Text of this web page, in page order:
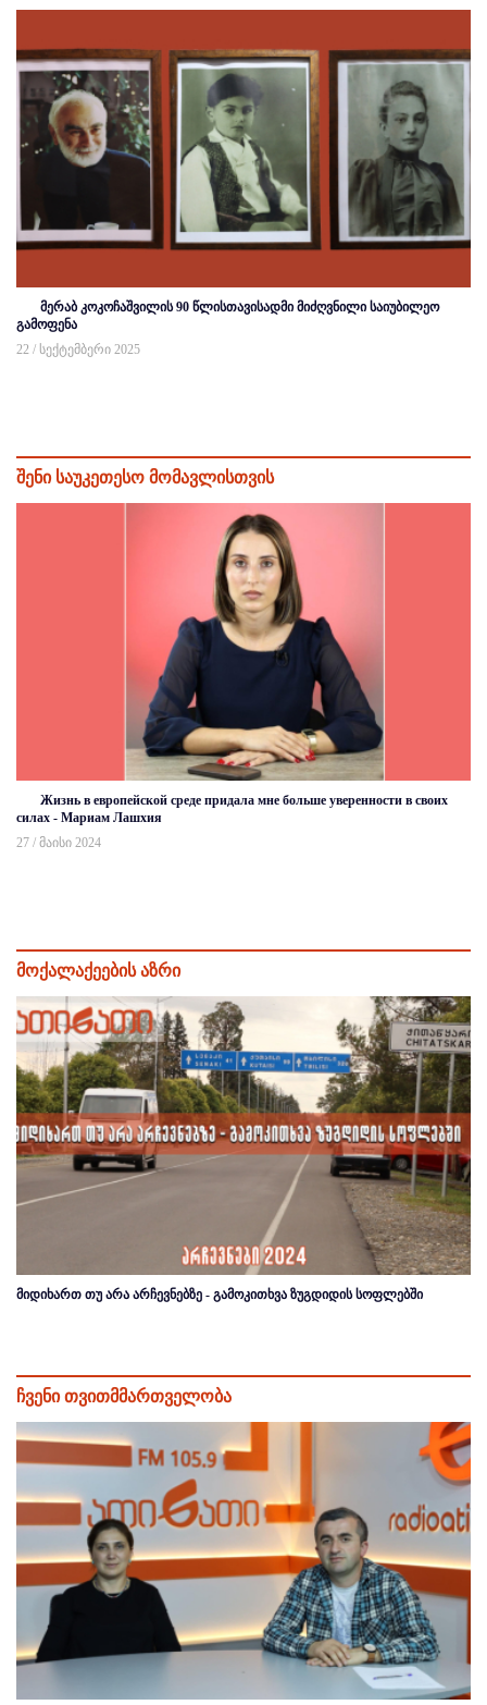
მერაბ კოკოჩაშვილის 90 წლისთავისადმი მიძღვნილი საიუბილეო
გამოფენა
22 / სექტემბერი 2025
შენი საუკეთესო მომავლისთვის
Жизнь в европейской среде придала мне больше уверенности в своих
силах - Мариам Лашхия
27 / მაისი 2024
მოქალაქეების აზრი
მიდიხართ თუ არა არჩევნებზე - გამოკითხვა ზუგდიდის სოფლებში
ჩვენი თვითმმართველობა